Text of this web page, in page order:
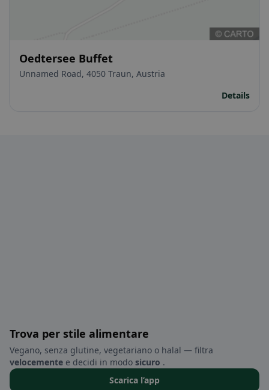
Oedtersee Buffet
Unnamed Road, 4050 Traun, Austria
Details
Trova per stile alimentare
Vegano, senza glutine, vegetariano o halal — filtra
velocemente e decidi in modo sicuro .
Scarica l’app